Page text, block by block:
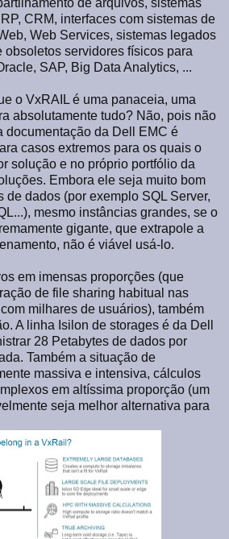
CRM, interfaces com sistemas de
Web Services, sistemas legados
obsoletos servidores físicos para
SAP, Big Data Analytics, ...
o VxRAIL é uma panaceia, uma
absolutamente tudo? Não, pois não
documentação da Dell EMC é
casos extremos para os quais o
solução e no próprio portfólio da
Embora ele seja muito bom
de dados (por exemplo SQL Server,
mesmo instâncias grandes, se o
gigante, que extrapole a
não é viável usá-lo.
em imensas proporções (que
de file sharing habitual nas
milhares de usuários), também
A linha Isilon de storages é da Dell
28 Petabytes de dados por
Também a situação de
massiva e intensiva, cálculos
em altíssima proporção (um
seja melhor alternativa para